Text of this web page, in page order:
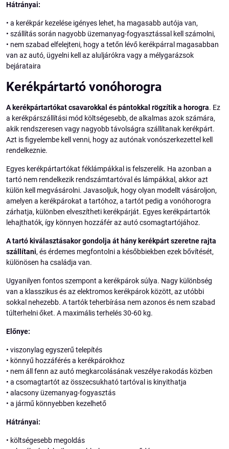
Hátrányai:
• a kerékpár kezelése igényes lehet, ha magasabb autója van,
• szállítás során nagyobb üzemanyag-fogyasztással kell számolni,
• nem szabad elfelejteni, hogy a tetőn lévő kerékpárral magasabban
van az autó, ügyelni kell az aluljárókra vagy a mélygarázsok
bejárataira
Kerékpártartó vonóhorogra
A kerékpártartókat csavarokkal és pántokkal rögzítik a horogra. Ez
a kerékpárszállítási mód költségesebb, de alkalmas azok számára,
akik rendszeresen vagy nagyobb távolságra szállítanak kerékpárt.
Azt is figyelembe kell venni, hogy az autónak vonószerkezettel kell
rendelkeznie.
Egyes kerékpártartókat féklámpákkal is felszerelik. Ha azonban a
tartó nem rendelkezik rendszámtartóval és lámpákkal, akkor azt
külön kell megvásárolni. Javasoljuk, hogy olyan modellt vásároljon,
amelyen a kerékpárokat a tartóhoz, a tartót pedig a vonóhorogra
zárhatja, különben elveszítheti kerékpárját. Egyes kerékpártartók
lehajthatók, így könnyen hozzáfér az autó csomagtartójához.
A tartó kiválasztásakor gondolja át hány kerékpárt szeretne rajta
szállítani, és érdemes megfontolni a későbbiekben ezek bővítését,
különösen ha családja van.
Ugyanilyen fontos szempont a kerékpárok súlya. Nagy különbség
van a klasszikus és az elektromos kerékpárok között, az utóbbi
sokkal nehezebb. A tartók teherbírása nem azonos és nem szabad
túlterhelni őket. A maximális terhelés 30-60 kg.
Előnye:
• viszonylag egyszerű telepítés
• könnyű hozzáférés a kerékpárokhoz
• nem áll fenn az autó megkarcolásának veszélye rakodás közben
• a csomagtartót az összecsukható tartóval is kinyithatja
• alacsony üzemanyag-fogyasztás
• a jármű könnyebben kezelhető
Hátrányai:
• költségesebb megoldás